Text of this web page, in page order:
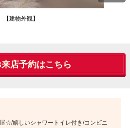
【建物外観】
店予約はこちら
☆/嬉しいシャワートイレ付き/コンビニ